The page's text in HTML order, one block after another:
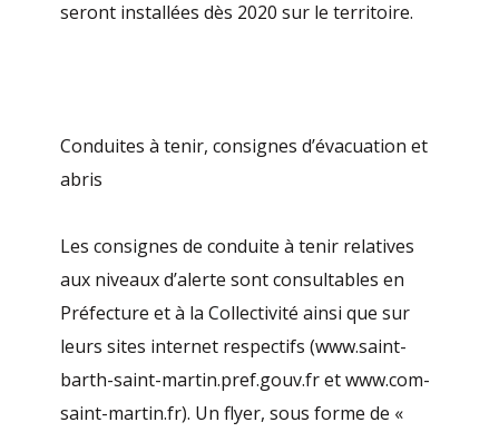
seront installées dès 2020 sur le territoire.
Conduites à tenir, consignes d’évacuation et
abris
Les consignes de conduite à tenir relatives
aux niveaux d’alerte sont consultables en
Préfecture et à la Collectivité ainsi que sur
leurs sites internet respectifs (www.saint-
barth-saint-martin.pref.gouv.fr et www.com-
saint-martin.fr). Un flyer, sous forme de «